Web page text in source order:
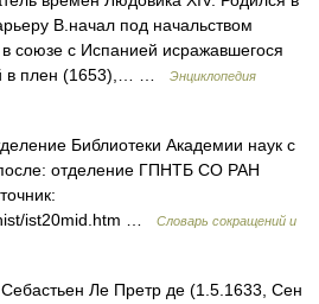
В.начал под начальством
союзе с Испанией исражавшегося
в плен (1653),… …
Энциклопедия
Библиотеки Академии наук с
отделение ГПНТБ СО РАН
ist20mid.htm …
Словарь сокращений и
Ле Претр де (1.5.1633, Сен